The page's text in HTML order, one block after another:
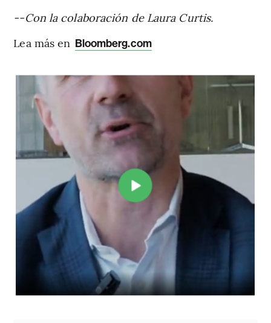
--Con la colaboración de Laura Curtis.
Lea más en Bloomberg.com